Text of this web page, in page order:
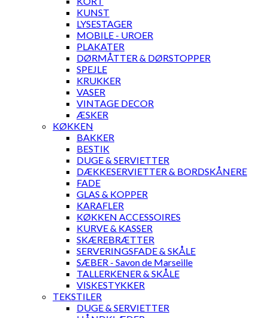
KUNST
LYSESTAGER
MOBILE - UROER
PLAKATER
DØRMÅTTER & DØRSTOPPER
SPEJLE
KRUKKER
VASER
VINTAGE DECOR
ÆSKER
KØKKEN
BAKKER
BESTIK
DUGE & SERVIETTER
DÆKKESERVIETTER & BORDSKÅNERE
FADE
GLAS & KOPPER
KARAFLER
KØKKEN ACCESSOIRES
KURVE & KASSER
SKÆREBRÆTTER
SERVERINGSFADE & SKÅLE
SÆBER - Savon de Marseille
TALLERKENER & SKÅLE
VISKESTYKKER
TEKSTILER
DUGE & SERVIETTER